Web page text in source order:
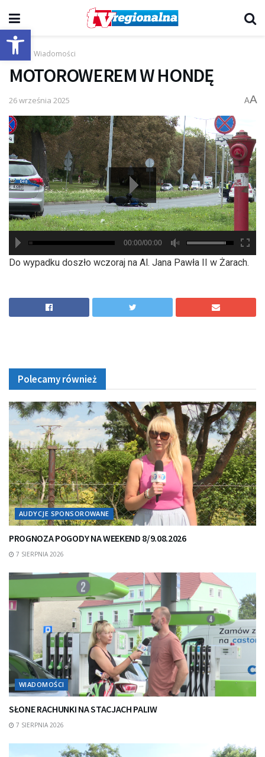
Otwórz pasek narzędzi
Start Wiadomości
MOTOROWEREM W HONDĘ
26 września 2025 AA
hd2880
hd2160
hd2160
hd1440
highres
hd1080
hd720
large
medium
small
tiny
00:00/00:00
Do wypadku doszło wczoraj na Al. Jana Pawła II w Żarach.
Polecamy również
AUDYCJE SPONSOROWANE
PROGNOZA POGODY NA WEEKEND 8/9.08.2026
7 SIERPNIA 2026
WIADOMOŚCI
SŁONE RACHUNKI NA STACJACH PALIW
7 SIERPNIA 2026